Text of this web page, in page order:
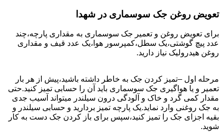
تعویض روغن جک سوسماری در شهدا
برای تعویض روغن و تعمیر جک سوسماری به مقداری پارچه،چند
عدد پیچ گوشتی،یک سطل،کمپرسور هوا،یک عدد قیف و مقداری
روغن هیدرولیک نیاز دارید.
مرحله اول –تمیز کردن جک به خاطر داشته باشید،پیش از هر بار
تعمیر و یا هواگیری جک سوسماری باید آن را حسابی تمیز کنید.حتی
مقدار کمی گرد و خاک و آلودگی درون سیلندر میتواند آسیب جدی
به جک روغنی وارد نماید.یک پارچه تمیز بردارید و حسابی سیلندر و
بقیه اجزای جک را تمیز کنید،سپس برای باز کردن جک دست به کار
شوید.